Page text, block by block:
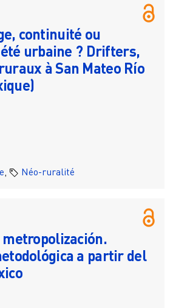
continuité ou
urbaine ? Drifters,
à San Mateo Río
Néo-ruralité
a partir del